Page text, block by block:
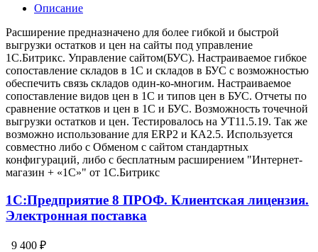
Описание
Расширение предназначено для более гибкой и быстрой
выгрузки остатков и цен на сайты под управление
1С.Битрикс. Управление сайтом(БУС). Настраиваемое гибкое
сопоставление складов в 1С и складов в БУС с возможностью
обеспечить связь складов один-ко-многим. Настраиваемое
сопоставление видов цен в 1С и типов цен в БУС. Отчеты по
сравнение остатков и цен в 1С и БУС. Возможность точечной
выгрузки остатков и цен. Тестировалось на УТ11.5.19. Так же
возможно использование для ERP2 и КА2.5. Используется
совместно либо с Обменом с сайтом стандартных
конфигураций, либо с бесплатным расширением "Интернет-
магазин + «1С»" от 1С.Битрикс
1С:Предприятие 8 ПРОФ. Клиентская лицензия.
Электронная поставка
9 400 ₽